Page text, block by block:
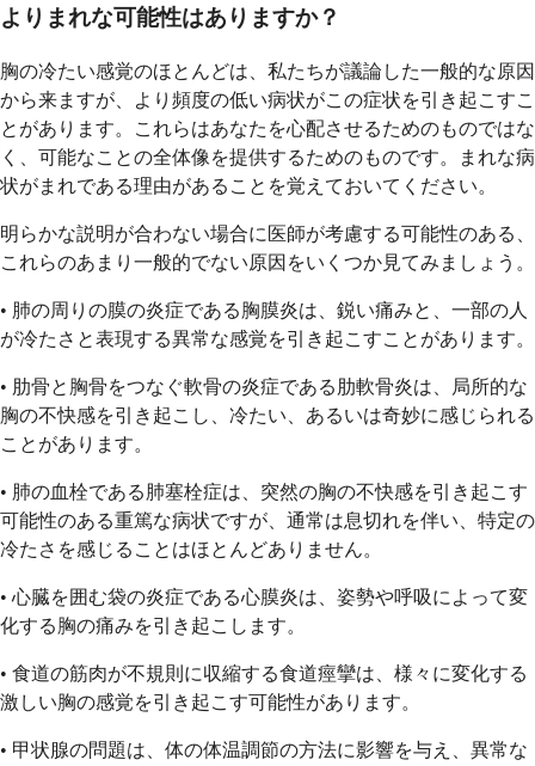
よりまれな可能性はありますか？
胸の冷たい感覚のほとんどは、私たちが議論した一般的な原因
から来ますが、より頻度の低い病状がこの症状を引き起こすこ
とがあります。これらはあなたを心配させるためのものではな
く、可能なことの全体像を提供するためのものです。まれな病
状がまれである理由があることを覚えておいてください。
明らかな説明が合わない場合に医師が考慮する可能性のある、
これらのあまり一般的でない原因をいくつか見てみましょう。
• 肺の周りの膜の炎症である胸膜炎は、鋭い痛みと、一部の人
が冷たさと表現する異常な感覚を引き起こすことがあります。
• 肋骨と胸骨をつなぐ軟骨の炎症である肋軟骨炎は、局所的な
胸の不快感を引き起こし、冷たい、あるいは奇妙に感じられる
ことがあります。
• 肺の血栓である肺塞栓症は、突然の胸の不快感を引き起こす
可能性のある重篤な病状ですが、通常は息切れを伴い、特定の
冷たさを感じることはほとんどありません。
• 心臓を囲む袋の炎症である心膜炎は、姿勢や呼吸によって変
化する胸の痛みを引き起こします。
• 食道の筋肉が不規則に収縮する食道痙攣は、様々に変化する
激しい胸の感覚を引き起こす可能性があります。
• 甲状腺の問題は、体の体温調節の方法に影響を与え、異常な